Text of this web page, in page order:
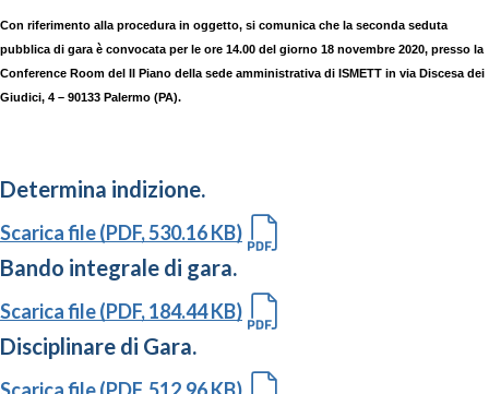
Con riferimento alla procedura in oggetto, si comunica che la seconda seduta
pubblica di gara è convocata per le ore 14.00 del giorno 18 novembre 2020, presso la
Conference Room del II Piano della sede amministrativa di ISMETT in via Discesa dei
Giudici, 4 – 90133 Palermo (PA).
Determina indizione.
Scarica file (PDF, 530.16 KB)
Bando integrale di gara.
Scarica file (PDF, 184.44 KB)
Disciplinare di Gara.
Scarica file (PDF, 512.96 KB)